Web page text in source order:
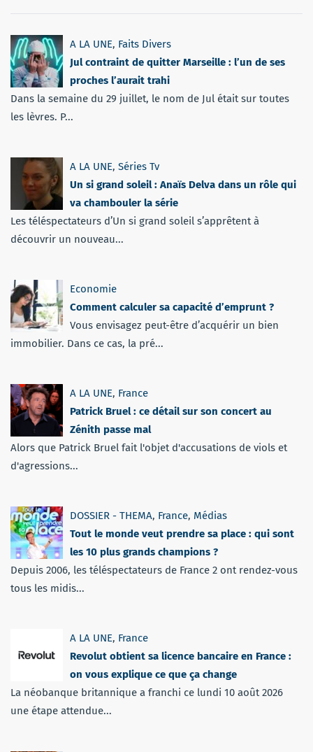
A LA UNE, Faits Divers
Jul contraint de quitter Marseille : l’un de ses
proches l’aurait trahi
Dans la semaine du 29 juillet, le nom de Jul était sur toutes
les lèvres. P...
A LA UNE, Séries Tv
Un si grand soleil : Anaïs Delva dans un rôle qui
va chambouler la série
Les téléspectateurs d’Un si grand soleil s’apprêtent à
découvrir un nouveau...
Economie
Comment calculer sa capacité d’emprunt ?
Vous envisagez peut-être d’acquérir un bien
immobilier. Dans ce cas, la pré...
A LA UNE, France
Patrick Bruel : ce détail sur son concert au
Zénith passe mal
Alors que Patrick Bruel fait l'objet d'accusations de viols et
d'agressions...
DOSSIER - THEMA, France, Médias
Tout le monde veut prendre sa place : qui sont
les 10 plus grands champions ?
Depuis 2006, les téléspectateurs de France 2 ont rendez-vous
tous les midis...
A LA UNE, France
Revolut obtient sa licence bancaire en France :
on vous explique ce que ça change
La néobanque britannique a franchi ce lundi 10 août 2026
une étape attendue...